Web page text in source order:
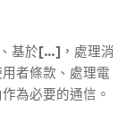
、基於[…] ，處理消
者條款、處理電
為必要的通信。